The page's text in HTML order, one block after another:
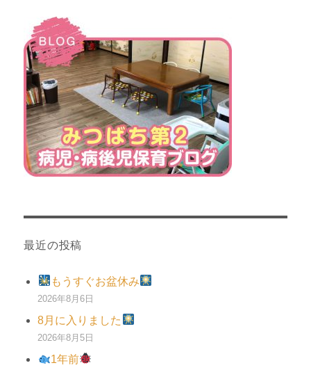
最近の投稿
もうすぐお盆休み
2026年8月6日
8月に入りました
2026年8月5日
1年前